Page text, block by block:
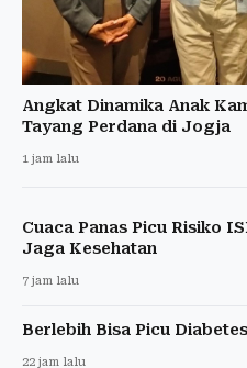
Angkat Dinamika Anak
Tayang Perdana di Jogja
1 jam lalu
Cuaca Panas Picu Risiko
Jaga Kesehatan
7 jam lalu
Berlebih Bisa Picu
22 jam lalu